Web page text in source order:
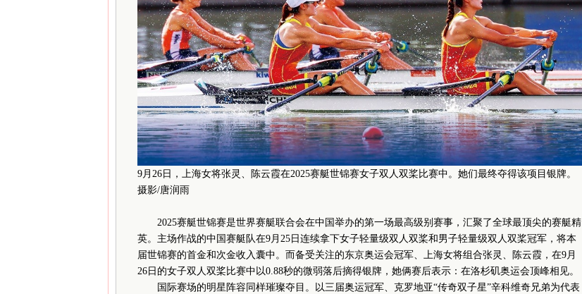
9月26日，上海女将张灵、陈云霞在2025赛艇世锦赛女子双人双桨比赛中。她们最终夺得该项目银牌。
摄影/唐润雨
2025赛艇世锦赛是世界赛艇联合会在中国举办的第一场最高级别赛事，汇聚了全球最顶尖的赛艇精
英。主场作战的中国赛艇队在9月25日连续拿下女子轻量级双人双桨和男子轻量级双人双桨冠军，将本
届世锦赛的首金和次金收入囊中。而备受关注的东京奥运会冠军、上海女将组合张灵、陈云霞，在9月
26日的女子双人双桨比赛中以0.88秒的微弱落后摘得银牌，她俩赛后表示：在洛杉矶奥运会顶峰相见。
国际赛场的明星阵容同样璀璨夺目。以三届奥运冠军、克罗地亚“传奇双子星”辛科维奇兄弟为代表